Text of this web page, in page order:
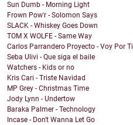
Sun Dumb - Morning Light
Frown Pow'r - Solomon Says
SLACK - Whiskey Goes Down
TOM X WOLFE - Same Way
Carlos Parrandero Proyecto - Voy Por Ti
Seba Ulivi - Que siga el baile
Watchers - Kids or no
Kris Cari - Triste Navidad
MP Grey - Christmas Time
Jody Lynn - Undertow
Baraka Palmer - Technology
Incase - Don't Wanna Let Go